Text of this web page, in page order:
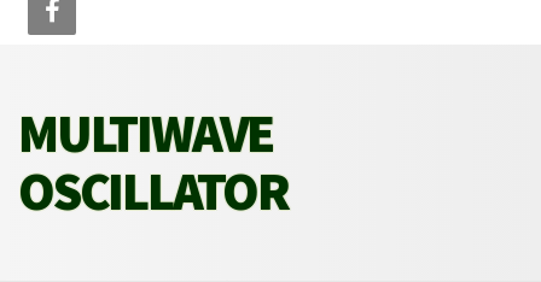
MULTIWAVE
OSCILLATOR